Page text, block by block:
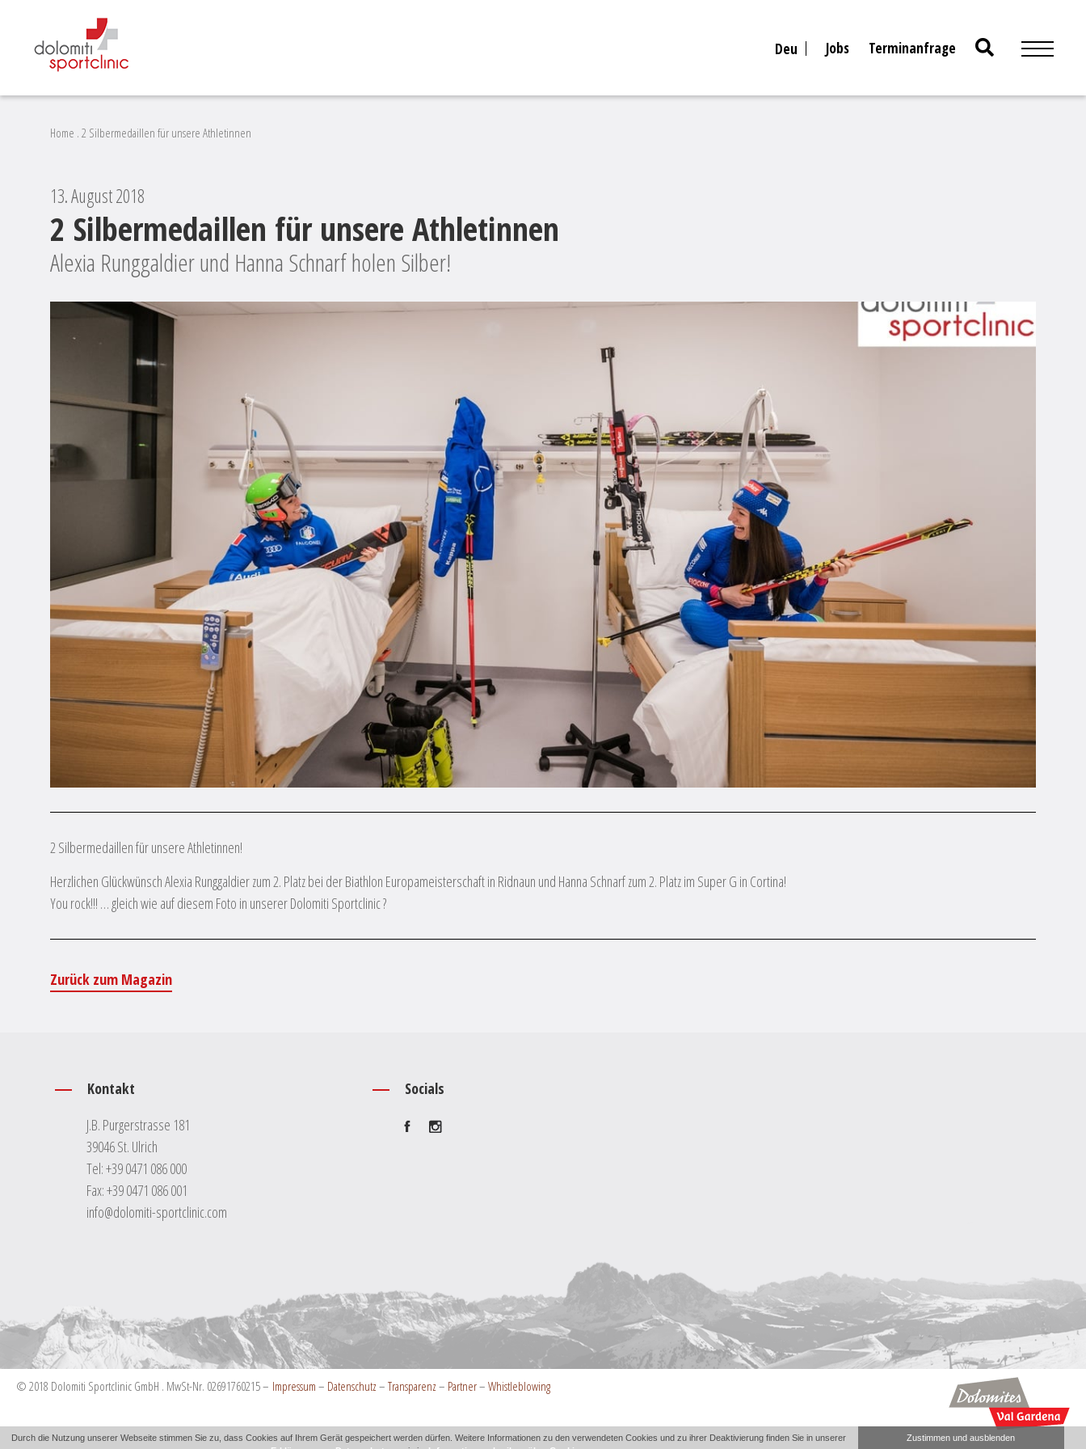
Deu Jobs Terminanfrage
Search
Home . 2 Silbermedaillen für unsere Athletinnen
13. August 2018
2 Silbermedaillen für unsere Athletinnen
Alexia Runggaldier und Hanna Schnarf holen Silber!
2 Silbermedaillen für unsere Athletinnen!
Herzlichen Glückwünsch Alexia Runggaldier zum 2. Platz bei der Biathlon Europameisterschaft in Ridnaun und Hanna Schnarf zum 2. Platz im Super G in Cortina!
You rock!!! … gleich wie auf diesem Foto in unserer Dolomiti Sportclinic ?
Zurück zum Magazin
Kontakt
J.B. Purgerstrasse 181
39046 St. Ulrich
Tel:+39 0471 086 000
Fax: +39 0471 086 001
info@dolomiti-sportclinic.com
Socials
© 2018 Dolomiti Sportclinic GmbH . MwSt-Nr. 02691760215 – Impressum – Datenschutz – Transparenz – Partner– Whistleblowing
Durch die Nutzung unserer Webseite stimmen Sie zu, dass Cookies auf Ihrem Gerät gespeichert werden dürfen. Weitere Informationen zu den verwendeten Cookies und zu ihrer Deaktivierung finden Sie in unserer
Zustimmen und ausblenden